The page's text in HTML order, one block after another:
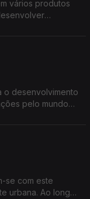
vários produtos
o desenvolvimento
pelo mundo
se com este
urbana. Ao longo